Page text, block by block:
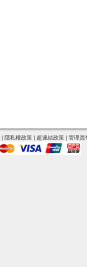
| 隱私權政策| 超連結政策| 管理員